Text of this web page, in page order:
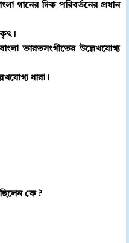
গানের দিক পরিবর্তনের প্রধান
ভারতসংগীতের উল্লেখযোগ্য
ধারা।
কে ?